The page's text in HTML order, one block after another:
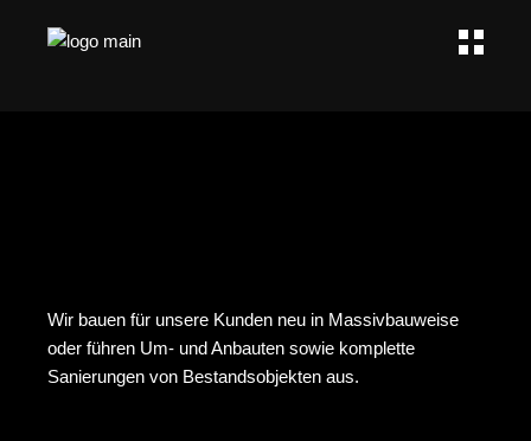
Wir bauen für unsere Kunden neu in Massivbauweise
oder führen Um- und Anbauten sowie komplette
Sanierungen von Bestandsobjekten aus.